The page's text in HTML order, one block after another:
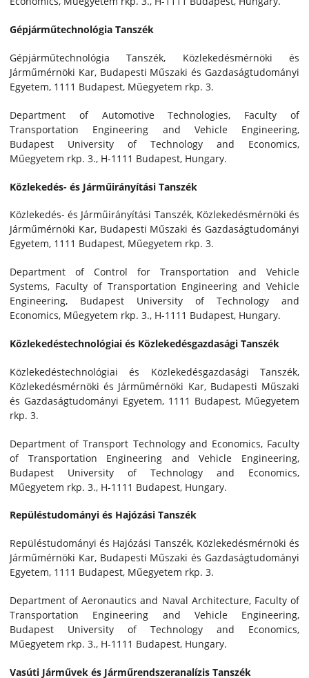
Gépjárműtechnológia Tanszék
Gépjárműtechnológia Tanszék, Közlekedésmérnöki és
Járműmérnöki Kar, Budapesti Műszaki és Gazdaságtudományi
Egyetem, 1111 Budapest, Műegyetem rkp. 3.
Department of Automotive Technologies, Faculty of
Transportation Engineering and Vehicle Engineering,
Budapest University of Technology and Economics,
Műegyetem rkp. 3., H-1111 Budapest, Hungary.
Közlekedés- és Járműirányítási Tanszék
Közlekedés- és Járműirányítási Tanszék, Közlekedésmérnöki és
Járműmérnöki Kar, Budapesti Műszaki és Gazdaságtudományi
Egyetem, 1111 Budapest, Műegyetem rkp. 3.
Department of Control for Transportation and Vehicle
Systems, Faculty of Transportation Engineering and Vehicle
Engineering, Budapest University of Technology and
Economics, Műegyetem rkp. 3., H-1111 Budapest, Hungary.
Közlekedéstechnológiai és Közlekedésgazdasági Tanszék
Közlekedéstechnológiai és Közlekedésgazdasági Tanszék,
Közlekedésmérnöki és Járműmérnöki Kar, Budapesti Műszaki
és Gazdaságtudományi Egyetem, 1111 Budapest, Műegyetem
rkp. 3.
Department of Transport Technology and Economics, Faculty
of Transportation Engineering and Vehicle Engineering,
Budapest University of Technology and Economics,
Műegyetem rkp. 3., H-1111 Budapest, Hungary.
Repüléstudományi és Hajózási Tanszék
Repüléstudományi és Hajózási Tanszék, Közlekedésmérnöki és
Járműmérnöki Kar, Budapesti Műszaki és Gazdaságtudományi
Egyetem, 1111 Budapest, Műegyetem rkp. 3.
Department of Aeronautics and Naval Architecture, Faculty of
Transportation Engineering and Vehicle Engineering,
Budapest University of Technology and Economics,
Műegyetem rkp. 3., H-1111 Budapest, Hungary.
Vasúti Járművek és Járműrendszeranalízis Tanszék